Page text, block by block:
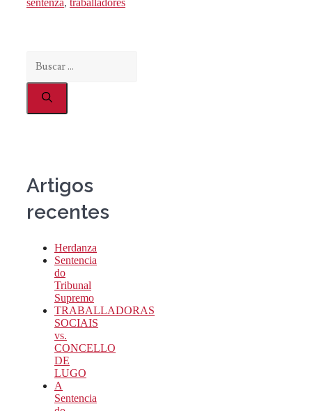
sentenza, traballadores
Artigos
recentes
Herdanza
Sentencia
do
Tribunal
Supremo
TRABALLADORAS
SOCIAIS
vs.
CONCELLO
DE
LUGO
A
Sentencia